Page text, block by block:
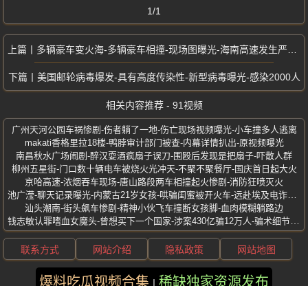
1/1
多辆豪车变火海-多辆豪车相撞-现场图曝光-海南高速发生严重追尾事件
美国邮轮病毒爆发-具有高度传染性-新型病毒曝光-感染2000人
相关内容推荐 - 91视频
广州天河公园车祸惨剧-伤者躺了一地-伤亡现场视频曝光-小车撞多人逃离
makati香格里拉18楼-鸭脖审计部门被查-内幕详情扒出-原视频曝光
南昌秋水广场闹剧-醉汉耍酒疯扇子误刀-围殴后发现是把扇子-吓散人群
柳州五星街-门口数十辆电车被烧火光冲天-不聚不聚餐厅-国庆首日起大火
京哈高速-浓烟吞车现场-唐山路段两车相撞起火惨剧-消防狂喷灭火
汕头潮南-街头飙车惨剧-精神小伙飞车撞断女孩脚-血肉模糊躺路边
爆料吃瓜视频合集 稀缺独家资源发布
联系方式 网站介绍 隐私政策 网站地图